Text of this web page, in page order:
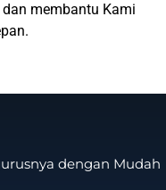
membantu Kami
dengan Mudah